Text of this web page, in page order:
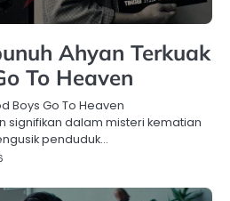
Ahyan Terkuak
To Heaven
Boys Go To Heaven
signifikan dalam misteri kematian
penduduk…